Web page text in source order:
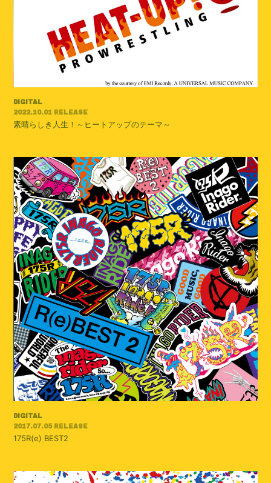
DIGITAL
2022.10.01 RELEASE
素晴らしき人生！～ヒートアップのテーマ～
DIGITAL
2017.07.05 RELEASE
175R(e) BEST2